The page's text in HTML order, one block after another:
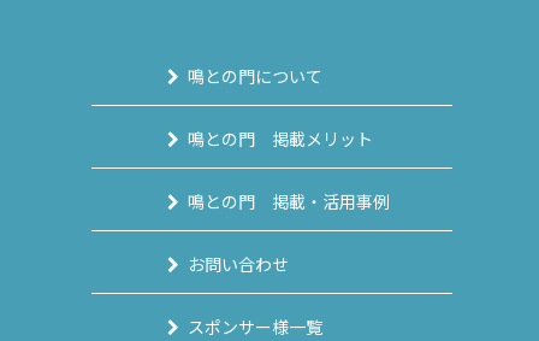
鳴との門について
鳴との門 掲載メリット
鳴との門 掲載・活用事例
お問い合わせ
スポンサー様一覧